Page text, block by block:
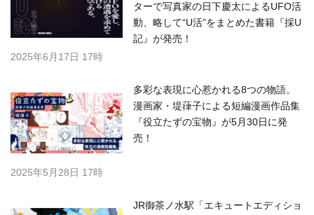
ターで写真家の日下慶太によるUFO活
動、略して“U活”をまとめた書籍『採U
記』が発売！
2025年6月17日 17時
多彩な表現に心惹かれる8つの物語。
漫画家・堤葎子による短編漫画作品集
『役立たずの宝物』が5月30日に発
売！
2025年5月28日 17時
JR御茶ノ水駅「エキュートエディショ